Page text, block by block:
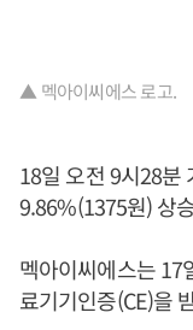
▲ 멕아이씨에스 로고.
18일 오전 9시28분
9.86%(1375원) 상
멕아이씨에스는 17
료기기인증(CE)을